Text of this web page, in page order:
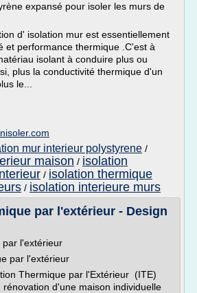
expansé pour isoler les murs de
d' isolation mur est essentiellement
et performance thermique .C'est à
isolant à conduire plus ou
plus la conductivité thermique d'un
le...
mur interieur polystyrene /
maison / isolation
/ isolation thermique
/ isolation interieure murs
par l'extérieur - Design
par l'extérieur
par l'extérieur
Thermique par l'Extérieur (ITE)
rénovation d'une maison individuelle